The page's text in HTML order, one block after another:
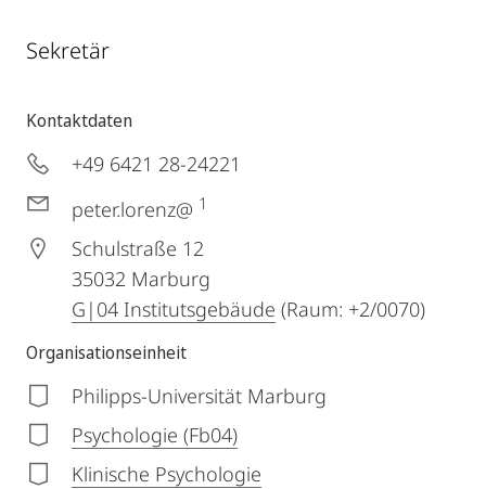
Sekretär
Kontaktdaten
+49 6421 28-24221
peter.lorenz@ 1
Schulstraße 12
35032 Marburg
G|04 Institutsgebäude (Raum: +2/0070)
Organisationseinheit
Philipps-Universität Marburg
Psychologie (Fb04)
Klinische Psychologie